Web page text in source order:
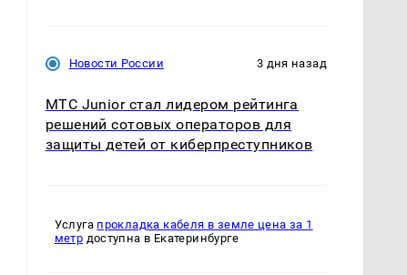
Новости России 3 дня назад
МТС Junior стал лидером рейтинга
решений сотовых операторов для
защиты детей от киберпреступников
Услуга прокладка кабеля в земле цена за 1
метр доступна в Екатеринбурге